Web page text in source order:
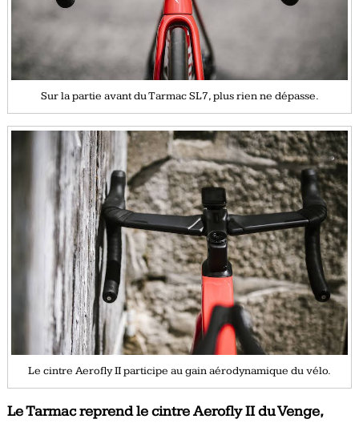
Sur la partie avant du Tarmac SL7, plus rien ne dépasse.
Le cintre Aerofly II participe au gain aérodynamique du vélo.
Le Tarmac reprend le cintre Aerofly II du Venge,